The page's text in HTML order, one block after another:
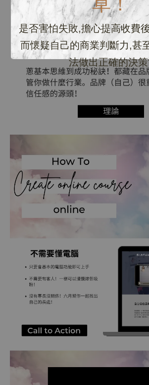
是否害怕失敗,擔心提高收費
而懷疑自己的商業判斷力,甚
法做出正確的決